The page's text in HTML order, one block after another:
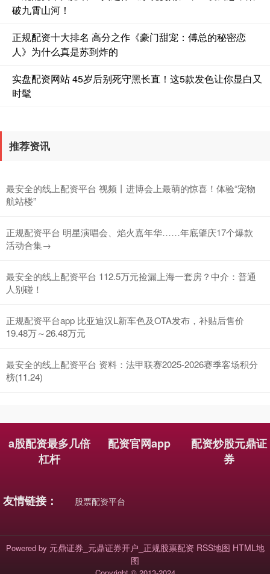
沪深300 4663.94
国债指数 229.77 +0.08 +0.03%
破九霄山河！
正规配资十大排名 高分之作《豪门甜宠：傅总的秘密恋
人》为什么真是苏到炸的
实盘配资网站 45岁后别死守黑长直！这5款发色让你显白又
时髦
推荐资讯
最安全的线上配资平台 视频丨进博会上最萌的惊喜！体验“宠物
航站楼”
正规配资平台 明星演唱会、焰火嘉年华……年底肇庆17个爆款
活动合集→
最安全的线上配资平台 112.5万元捡漏上海一套房？中介：普通
人别碰！
正规配资平台app 比亚迪汉L新车色及OTA发布，补贴后售价
19.48万～26.48万元
最安全的线上配资平台 资料：法甲联赛2025-2026赛季客场积分
榜(11.24)
a股配资最多几倍
杠杆
配资官网app
配资炒股元鼎证
券
友情链接： 股票配资平台
Powered by 元鼎证券_元鼎证券开户_正规股票配资 RSS地图 HTML地
图